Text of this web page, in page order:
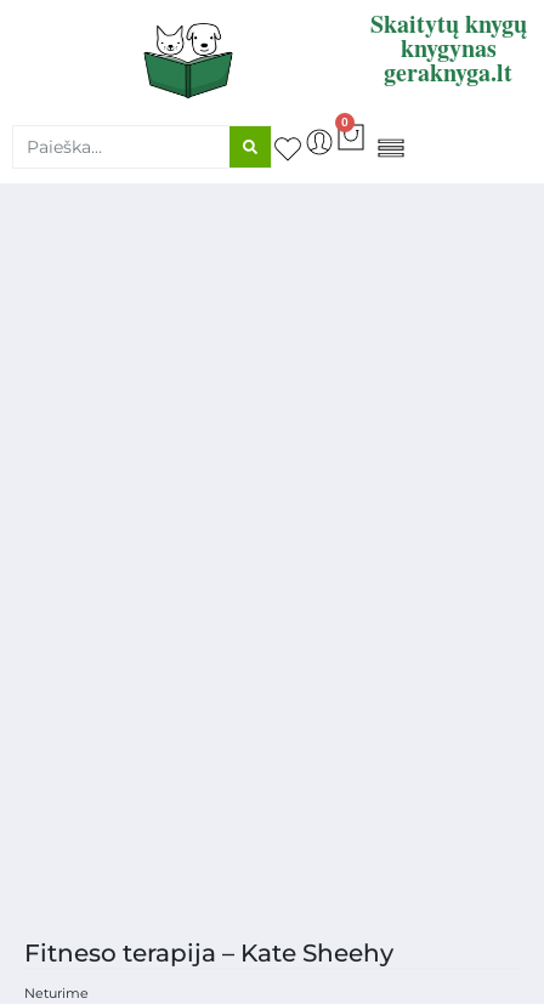
Skaitytų knygų
knygynas
geraknyga.lt
0
Fitneso terapija – Kate Sheehy
Neturime